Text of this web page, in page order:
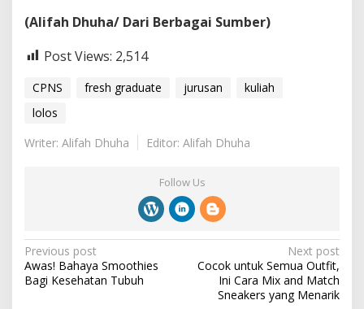
(Alifah Dhuha/ Dari Berbagai Sumber)
Post Views: 2,514
CPNS fresh graduate jurusan
kuliah
lolos
Writer: Alifah Dhuha
Editor: Alifah Dhuha
Follow Us
P
o
Previous post
Awas! Bahaya Smoothies
Bagi Kesehatan Tubuh
Next post
Cocok untuk Semua Outfit,
Ini Cara Mix and Match
Sneakers yang Menarik